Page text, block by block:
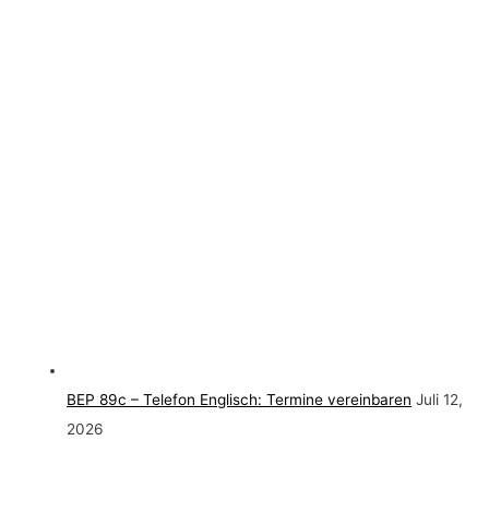
BEP 89c – Telefon Englisch: Termine vereinbaren Juli 12,
2026